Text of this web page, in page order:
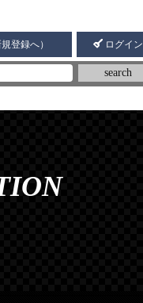
登録へ） ログイン
search